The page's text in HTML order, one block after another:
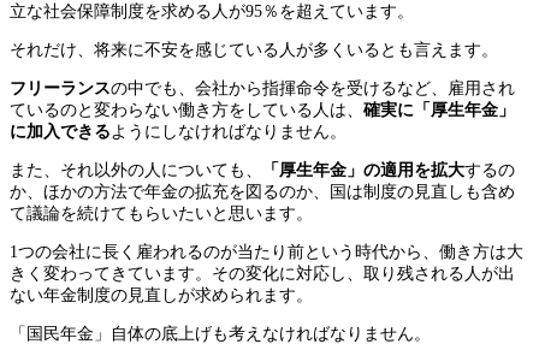
立な社会保障制度を求める人が95％を超えています。
それだけ、将来に不安を感じている人が多くいるとも言えます。
フリーランスの中でも、会社から指揮命令を受けるなど、雇用され
ているのと変わらない働き方をしている人は、 確実に「厚生年金」
に加入できる ようにしなければなりません。
また、それ以外の人についても、 「厚生年金」の適用を拡大するの
か、ほかの方法で年金の拡充を図るのか、国は制度の見直しも含め
て議論を続けてもらいたいと思います。
1つの会社に長く雇われるのが当たり前という時代から、働き方は大
きく変わってきています。その変化に対応し、取り残される人が出
ない年金制度の見直しが求められます。
「国民年金」自体の底上げも考えなければなりません。